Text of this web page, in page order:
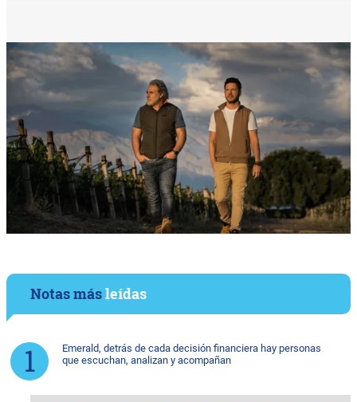
Notas másleídas
Emerald, detrás de cada decisión financiera hay personas
que escuchan, analizan y acompañan